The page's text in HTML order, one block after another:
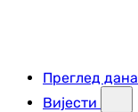
Преглед дана
Вијести